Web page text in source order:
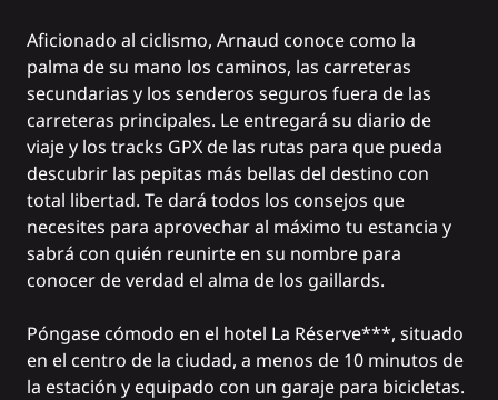
Aficionado al ciclismo, Arnaud conoce como la
palma de su mano los caminos, las carreteras
secundarias y los senderos seguros fuera de las
carreteras principales. Le entregará su diario de
viaje y los tracks GPX de las rutas para que pueda
descubrir las pepitas más bellas del destino con
total libertad. Te dará todos los consejos que
necesites para aprovechar al máximo tu estancia y
sabrá con quién reunirte en su nombre para
conocer de verdad el alma de los gaillards.
Póngase cómodo en el hotel La Réserve***, situado
en el centro de la ciudad, a menos de 10 minutos de
la estación y equipado con un garaje para bicicletas.